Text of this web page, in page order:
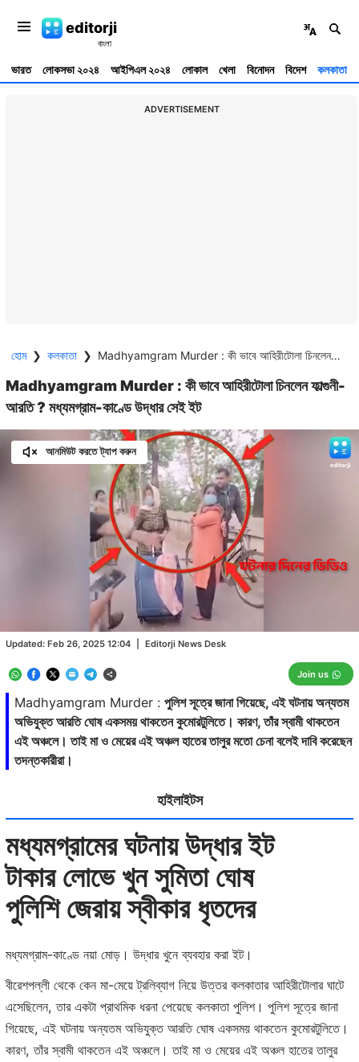
editorji
ভারত লোকসভা ২০২৪ আইপিএল ২০২৪ লোকাল খেলা বিনোদন বিদেশ কলকাতা
ADVERTISEMENT
হোম ❯ কলকাতা ❯ Madhyamgram Murder : কী ভাবে আহিরীটোলা চিনলেন ফাল্গুনী-আরতি ? মধ্যমগ্রাম-কাণ্ডে উদ্ধার সেই ইট
Madhyamgram Murder : কী ভাবে আহিরীটোলা চিনলেন ফাল্গুনী-
আরতি ? মধ্যমগ্রাম-কাণ্ডে উদ্ধার সেই ইট
Madhyamgram Murder : পুলিশ সূত্রে জানা গিয়েছে, এই ঘটনায় অন্যতম
অভিযুক্ত আরতি ঘোষ একসময় থাকতেন কুমোরটুলিতে। কারণ, তাঁর স্বামী থাকতেন
এই অঞ্চলে। তাই মা ও মেয়ের এই অঞ্চল হাতের তালুর মতো চেনা বলেই দাবি করেছেন
তদন্তকারীরা।
Updated: Feb 26, 2025 12:04 Editorji News Desk
Join us
আনমিউট করতে ট্যাপ করুন
/
হাইলাইটস
মধ্যমগ্রামের ঘটনায় উদ্ধার ইট
টাকার লোভে খুন সুমিতা ঘোষ
পুলিশি জেরায় স্বীকার ধৃতদের
মধ্যমগ্রাম-কাণ্ডে নয়া মোড়। উদ্ধার খুনে ব্যবহার করা ইট।
বীরেশপল্লী থেকে কেন মা-মেয়ে ট্রলিব্যাগ নিয়ে উত্তর কলকাতার আহিরীটোলার ঘাটে
এসেছিলেন, তার একটা প্রাথমিক ধরনা পেয়েছে কলকাতা পুলিশ। পুলিশ সূত্রে জানা
গিয়েছে, এই ঘটনায় অন্যতম অভিযুক্ত আরতি ঘোষ একসময় থাকতেন কুমোরটুলিতে।
কারণ, তাঁর স্বামী থাকতেন এই অঞ্চলে। তাই মা ও মেয়ের এই অঞ্চল হাতের তালুর